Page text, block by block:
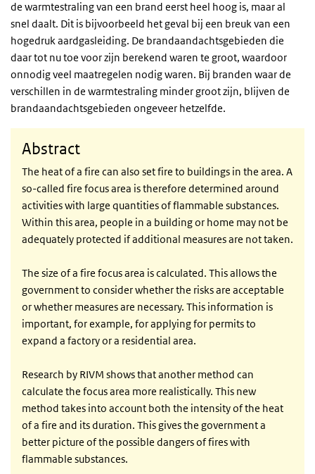
de warmtestraling van een brand eerst heel hoog is, maar al
snel daalt. Dit is bijvoorbeeld het geval bij een breuk van een
hogedruk aardgasleiding. De brandaandachtsgebieden die
daar tot nu toe voor zijn berekend waren te groot, waardoor
onnodig veel maatregelen nodig waren. Bij branden waar de
verschillen in de warmtestraling minder groot zijn, blijven de
brandaandachtsgebieden ongeveer hetzelfde.
Abstract
The heat of a fire can also set fire to buildings in the area. A
so-called fire focus area is therefore determined around
activities with large quantities of flammable substances.
Within this area, people in a building or home may not be
adequately protected if additional measures are not taken.
The size of a fire focus area is calculated. This allows the
government to consider whether the risks are acceptable
or whether measures are necessary. This information is
important, for example, for applying for permits to
expand a factory or a residential area.
Research by RIVM shows that another method can
calculate the focus area more realistically. This new
method takes into account both the intensity of the heat
of a fire and its duration. This gives the government a
better picture of the possible dangers of fires with
flammable substances.